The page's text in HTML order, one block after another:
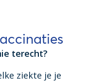
terecht?
ziekte je je